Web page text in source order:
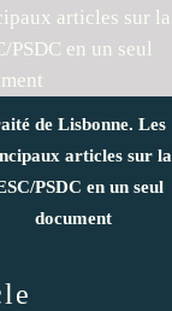
de Lisbonne. Les
articles sur la
PSDC en un seul
document